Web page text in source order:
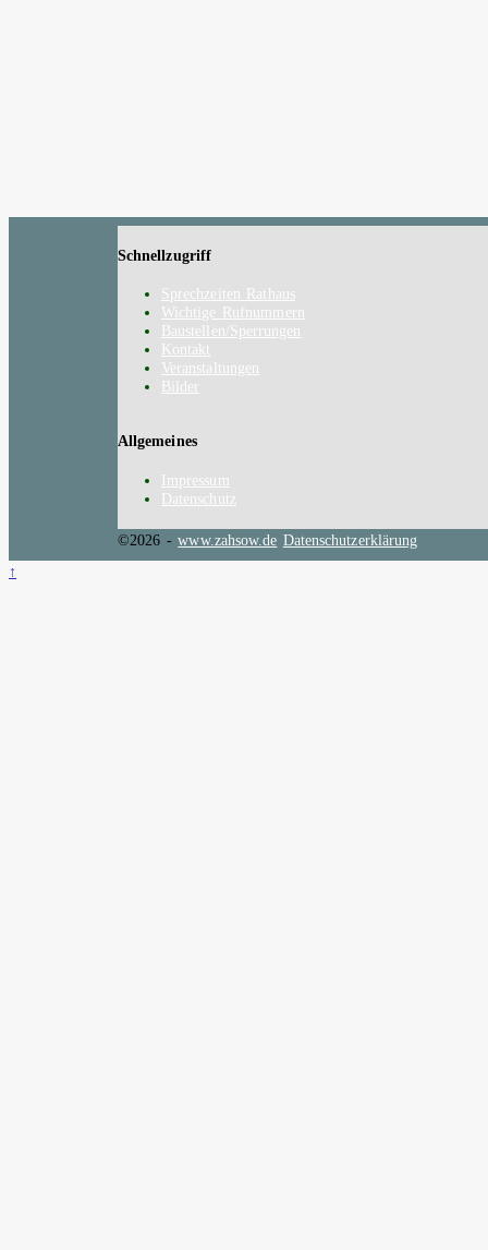
Schnellzugriff
Sprechzeiten Rathaus
Wichtige Rufnummern
Baustellen/Sperrungen
Kontakt
Veranstaltungen
Bilder
Allgemeines
Impressum
Datenschutz
©2026 -www.zahsow.de Datenschutzerklärung
↑